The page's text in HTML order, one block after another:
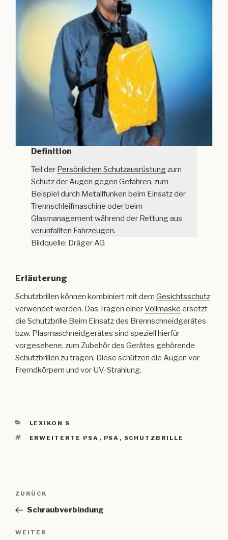
Definition
Teil der Persönlichen Schutzausrüstungzum
Schutz der Augen gegen Gefahren, zum
Beispiel durch Metallfunken beim Einsatz der
Trennschleifmaschine oder beim
Glasmanagement während der Rettung aus
verunfallten Fahrzeugen.
Bildquelle: Dräger AG
Erläuterung
Schutzbrillen können kombiniert mit dem Gesichtsschutz
verwendet werden. Das Tragen einerVollmaske ersetzt
die Schutzbrille.Beim Einsatz des Brennschneidgerätes
bzw. Plasmaschneidgerätes sind speziell hierfür
vorgesehene, zum Zubehör des Gerätes gehörende
Schutzbrillen zu tragen. Diese schützen die Augen vor
Fremdkörpern und vor UV-Strahlung.
KATEGORIEN
LEXIKON S
SCHLAGWÖRTER
ERWEITERTE PSA , PSA , SCHUTZBRILLE
Beitragsnavigation
Vorheriger
Beitrag
ZURÜCK
Schraubverbindung
Nächster
WEITER